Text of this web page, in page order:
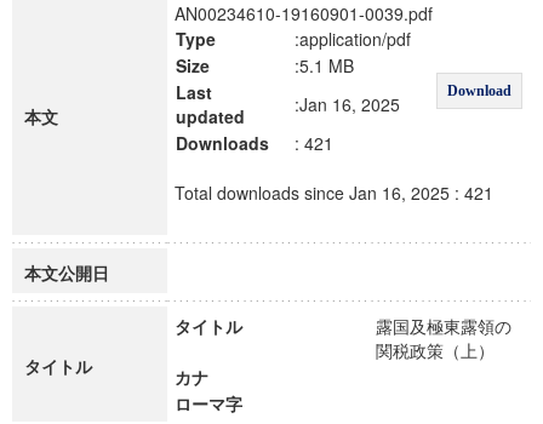
本文
AN00234610-19160901-0039.pdf
Type
:application/pdf
Download
Size
:5.1 MB
Last
updated
:Jan 16, 2025
Downloads
: 421
Total downloads since Jan 16, 2025 : 421
本文公開日
タイトル
タイトル
露国及極東露領の
関税政策（上）
カナ
ローマ字